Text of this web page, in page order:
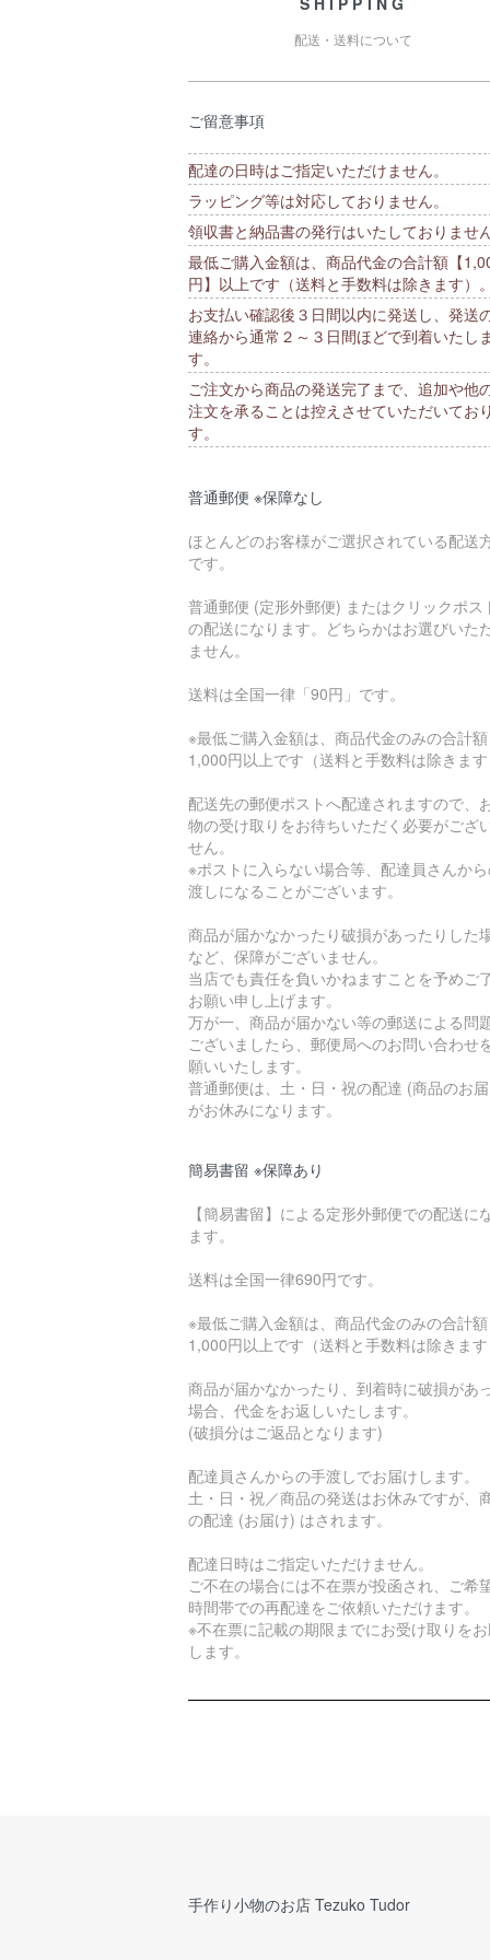
配送・送料について
ご留意事項
配達の日時はご指定いただけません。
ラッピング等は対応しておりません。
領収書と納品書の発行はいたしておりません
最低ご購入金額は、商品代金の合計額【
円】以上です（送料と手数料は除きます）。
お支払い確認後３日間以内に発送し、発送
連絡から通常２～３日間ほどで到着いたしま
す。
ご注文から商品の発送完了まで、追加や他
注文を承ることは控えさせていただいてお
す。
普通郵便 ※保障なし
ほとんどのお客様がご選択されている配送
です。
普通郵便 (定形外郵便) またはクリックポス
の配送になります。どちらかはお選びいた
ません。
送料は全国一律「90円」です。
※最低ご購入金額は、商品代金のみの合計額
1,000円以上です（送料と手数料は除きます
配送先の郵便ポストへ配達されますので、
物の受け取りをお待ちいただく必要がござ
せん。
※ポストに入らない場合等、配達員さんか
渡しになることがございます。
商品が届かなかったり破損があったりした
など、保障がございません。
当店でも責任を負いかねますことを予めご
お願い申し上げます。
万が一、商品が届かない等の郵送による問
ございましたら、郵便局へのお問い合わせ
願いいたします。
普通郵便は、土・日・祝の配達 (商品のお
がお休みになります。
簡易書留 ※保障あり
【簡易書留】による定形外郵便での配送に
ます。
送料は全国一律690円です。
※最低ご購入金額は、商品代金のみの合計額
1,000円以上です（送料と手数料は除きます
商品が届かなかったり、到着時に破損があ
場合、代金をお返しいたします。
(破損分はご返品となります)
配達員さんからの手渡しでお届けします。
土・日・祝／商品の発送はお休みですが、
の配達 (お届け) はされます。
配達日時はご指定いただけません。
ご不在の場合には不在票が投函され、ご希
時間帯での再配達をご依頼いただけます。
※不在票に記載の期限までにお受け取りを
します。
手作り小物のお店 Tezuko Tudor